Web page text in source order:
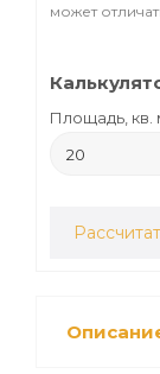
может
Площадь, кв.